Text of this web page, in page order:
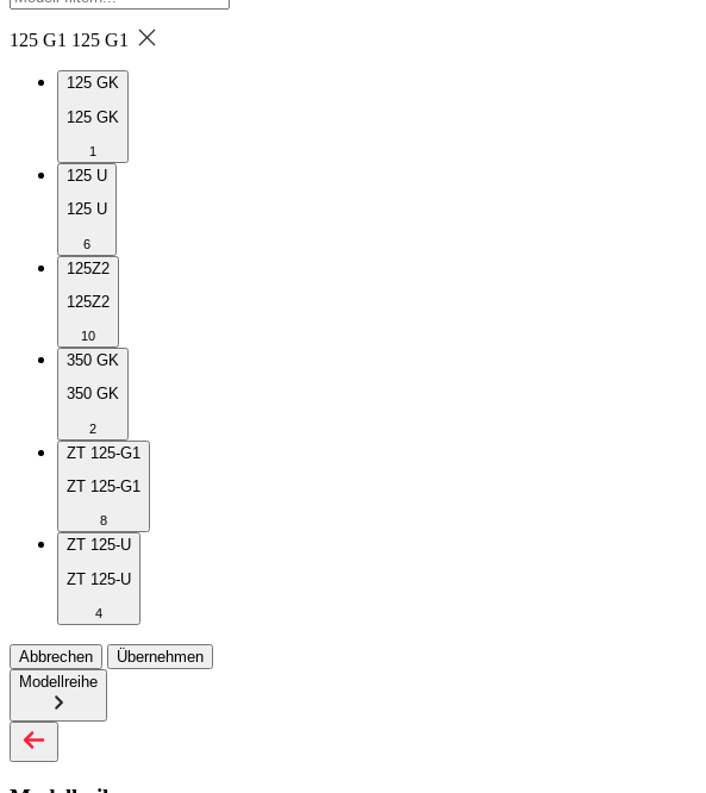
125 G1 125 G1
125 GK
125 GK
1
125 U
125 U
6
125Z2
125Z2
10
350 GK
350 GK
2
ZT 125-G1
ZT 125-G1
8
ZT 125-U
ZT 125-U
4
Abbrechen
Übernehmen
Modellreihe